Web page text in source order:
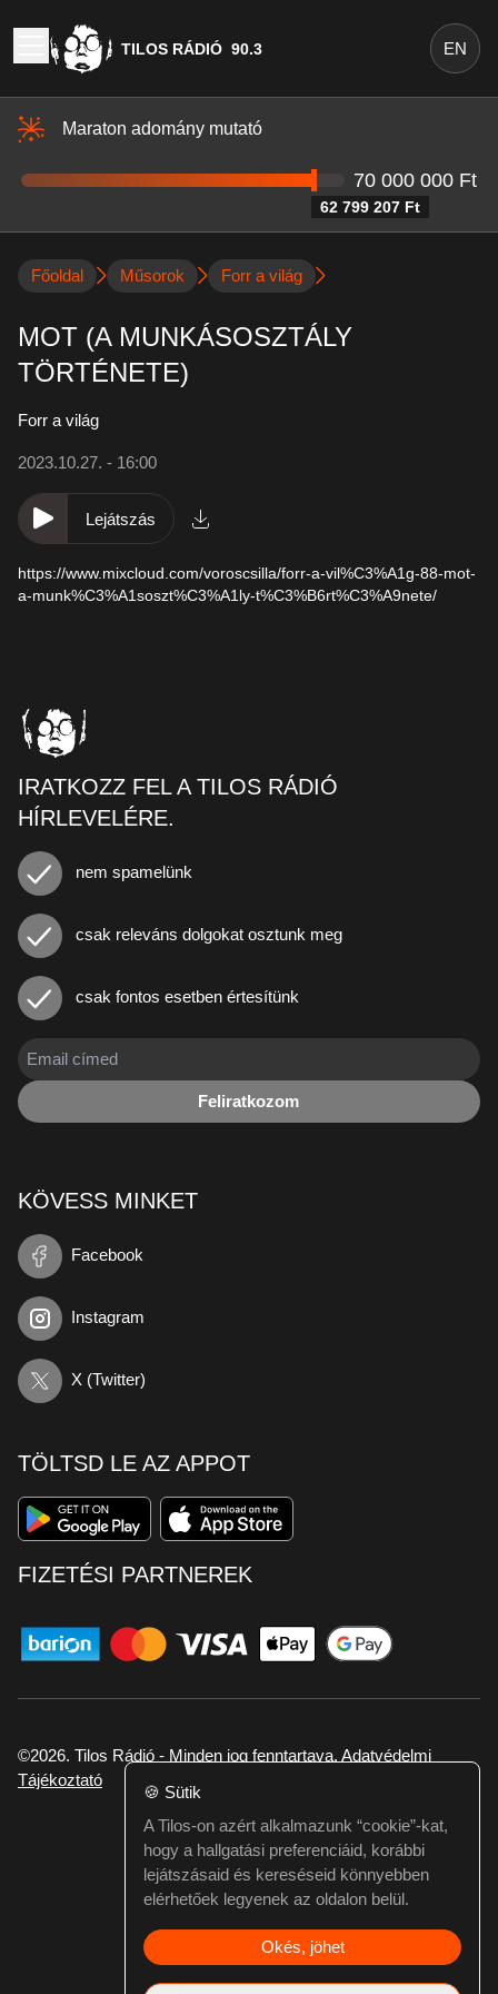
TILOS RÁDIÓ 90.3 EN
Maraton adomány mutató
62 799 207 Ft
70 000 000 Ft
Főoldal Műsorok Forr a világ
MOT (A MUNKÁSOSZTÁLY
TÖRTÉNETE)
Forr a világ
2023.10.27. - 16:00
Lejátszás
https://www.mixcloud.com/voroscsilla/forr-a-vil%C3%A1g-88-mot-
a-munk%C3%A1soszt%C3%A1ly-t%C3%B6rt%C3%A9nete/
IRATKOZZ FEL A TILOS RÁDIÓ
HÍRLEVELÉRE.
nem spamelünk
csak releváns dolgokat osztunk meg
csak fontos esetben értesítünk
Feliratkozom
KÖVESS MINKET
Facebook
Instagram
X (Twitter)
TÖLTSD LE AZ APPOT
FIZETÉSI PARTNEREK
©2026. Tilos Rádió - Minden jog fenntartava. Adatvédelmi
Tájékoztató
Ha hibát találtál vagy kérdésed van itt jelezd:
webmester@tilos.hu
🍪 Sütik
A Tilos-on azért alkalmazunk “cookie”-kat,
hogy a hallgatási preferenciáid, korábbi
lejátszásaid és kereséseid könnyebben
elérhetőek legyenek az oldalon belül.
Okés, jöhet